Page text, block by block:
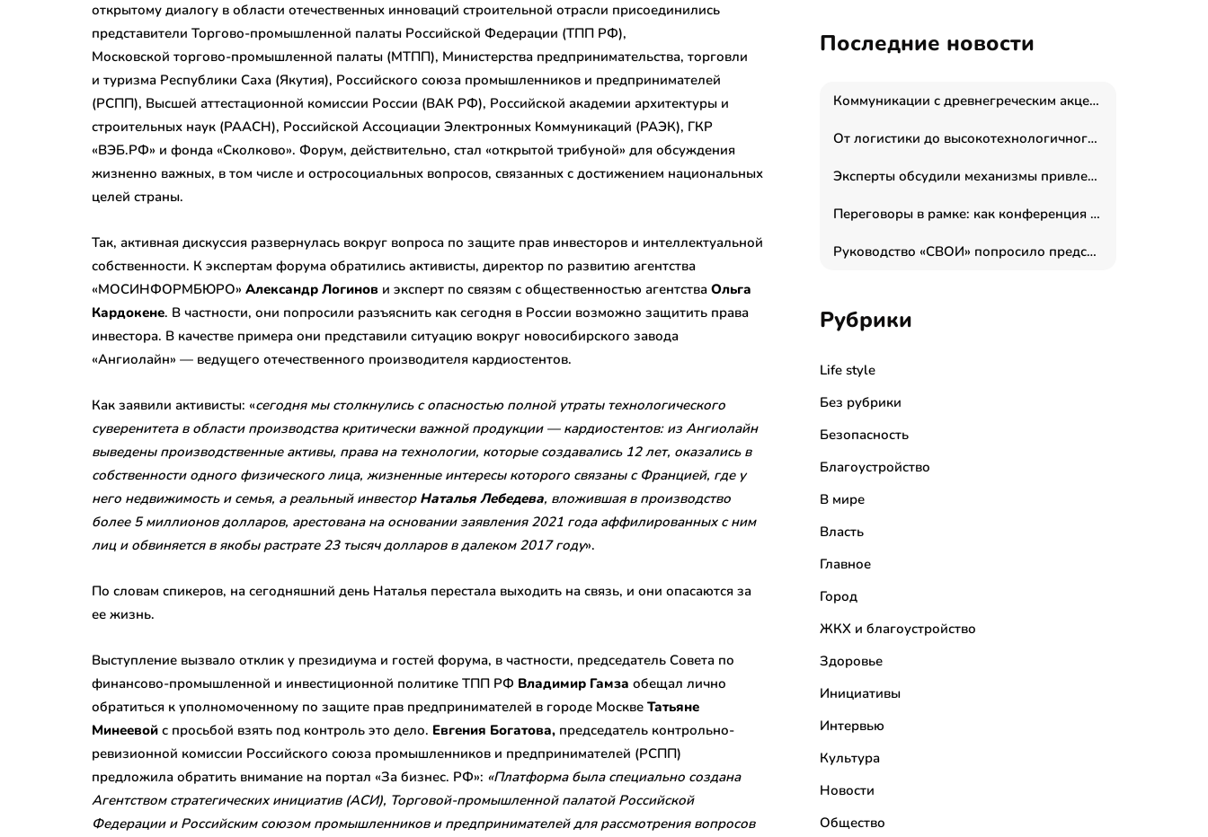
открытому диалогу в области отечественных инноваций строительной отрасли присоединились
представители Торгово-промышленной палаты Российской Федерации (ТПП РФ),
Московской торгово-промышленной палаты (МТПП), Министерства предпринимательства, торговли
и туризма Республики Саха (Якутия), Российского союза промышленников и предпринимателей
(РСПП), Высшей аттестационной комиссии России (ВАК РФ), Российской академии архитектуры и
строительных наук (РААСН), Российской Ассоциации Электронных Коммуникаций (РАЭК), ГКР
«ВЭБ.РФ» и фонда «Сколково». Форум, действительно, стал «открытой трибуной» для обсуждения
жизненно важных, в том числе и остросоциальных вопросов, связанных с достижением национальных
целей страны.
Так, активная дискуссия развернулась вокруг вопроса по защите прав инвесторов и интеллектуальной
собственности. К экспертам форума обратились активисты, директор по развитию агентства
«МОСИНФОРМБЮРО» Александр Логинов и эксперт по связям с общественностью агентства Ольга
Кардокене. В частности, они попросили разъяснить как сегодня в России возможно защитить права
инвестора. В качестве примера они представили ситуацию вокруг новосибирского завода
«Ангиолайн» — ведущего отечественного производителя кардиостентов.
Как заявили активисты: «сегодня мы столкнулись с опасностью полной утраты технологического
суверенитета в области производства критически важной продукции — кардиостентов: из Ангиолайн
выведены производственные активы, права на технологии, которые создавались 12 лет, оказались в
собственности одного физического лица, жизненные интересы которого связаны с Францией, где у
него недвижимость и семья, а реальный инвестор Наталья Лебедева, вложившая в производство
более 5 миллионов долларов, арестована на основании заявления 2021 года аффилированных с ним
лиц и обвиняется в якобы растрате 23 тысяч долларов в далеком 2017 году».
По словам спикеров, на сегодняшний день Наталья перестала выходить на связь, и они опасаются за
ее жизнь.
Выступление вызвало отклик у президиума и гостей форума, в частности, председатель Совета по
финансово-промышленной и инвестиционной политике ТПП РФ Владимир Гамза обещал лично
обратиться к уполномоченному по защите прав предпринимателей в городе Москве Татьяне
Минеевой с просьбой взять под контроль это дело. Евгения Богатова, председатель контрольно-
ревизионной комиссии Российского союза промышленников и предпринимателей (РСПП)
предложила обратить внимание на портал «За бизнес. РФ»: «Платформа была специально создана
Агентством стратегических инициатив (АСИ), Торговой-промышленной палатой Российской
Федерации и Российским союзом промышленников и предпринимателей для рассмотрения вопросов
Последние новости
Коммуникации с древнегреческим акцентом: медиаменеджер и журналист Владимир Дергачев запустил коммуникационное агентство «Сократ 2.0»
От логистики до высокотехнологичного производства: как основатель “гагаринга” выстраивает экосистему безопасности и гражданских БПЛА
Эксперты обсудили механизмы привлечения молодых специалистов в промышленные города
Переговоры в рамке: как конференция «Бизнес как искусство» переформатирует деловой этикет в стенах ТПП РФ
Руководство «СВОИ» попросило председателя СКР дать правовую оценку обысков в тыловом штабе
Рубрики
Life style
Без рубрики
Безопасность
Благоустройство
В мире
Власть
Главное
Город
ЖКХ и благоустройство
Здоровье
Инициативы
Интервью
Культура
Новости
Общество